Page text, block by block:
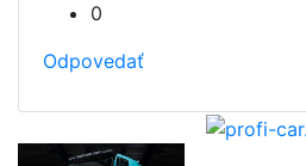
0
Odpovedať